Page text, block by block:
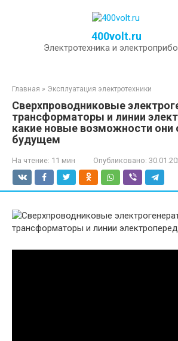
400volt.ru
Электротехника и
Главная » Эксплуатация электротехники
Сверхпроводниковые
трансформаторы и линии
какие новые возможности они
будущем
На чтение: 11 мин Опубликовано: